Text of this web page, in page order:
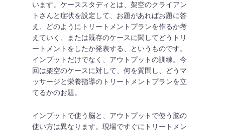
います。ケーススタディとは、架空のクライアン
トさんと症状を設定して、お題があればお題に答
え、どのようにトリートメントプランを作るか考
えていく、または既存のケースに関してどうトリ
ートメントをしたか発表する、というものです。
インプットだけでなく、アウトプットの訓練。今
回は架空のケースに対して、何を質問し、どうマ
ッサージと栄養指導のトリートメントプランを立
てるかのお題。
インプットで使う脳と、アウトプットで使う脳の
使い方は異なります。現場ですぐにトリートメン